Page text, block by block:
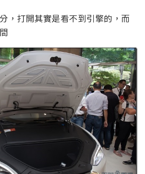
，打開其實是看不到引擎的，而